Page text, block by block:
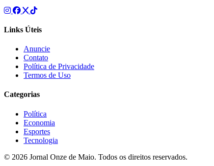
Links Úteis
Anuncie
Contato
Política de Privacidade
Termos de Uso
Categorias
Política
Economia
Esportes
Tecnologia
© 2026 Jornal Onze de Maio. Todos os direitos reservados.